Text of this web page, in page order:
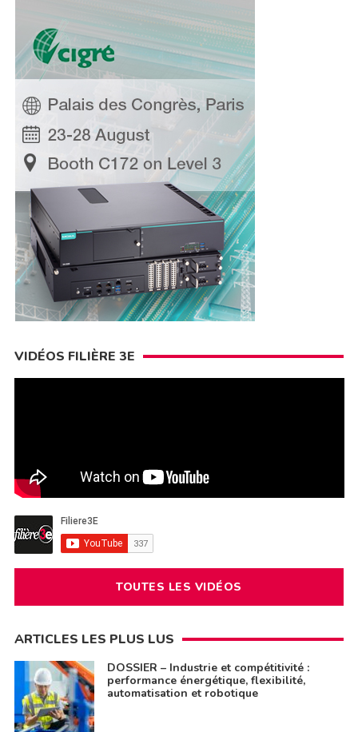
VIDÉOS FILIÈRE 3E
TOUTES LES VIDÉOS
ARTICLES LES PLUS LUS
DOSSIER – Industrie et compétitivité :
performance énergétique, flexibilité,
automatisation et robotique